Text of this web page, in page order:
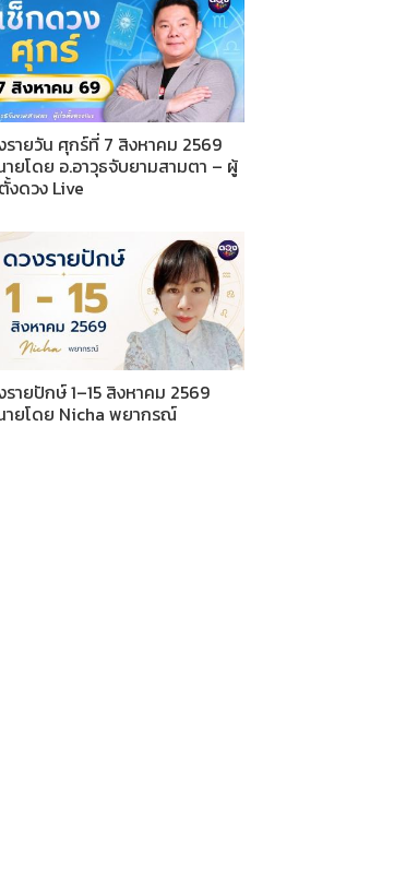
รายวัน ศุกร์ที่ 7 สิงหาคม 2569
ายโดย อ.อาวุธจับยามสามตา – ผู้
งดวง Live
รายปักษ์ 1–15 สิงหาคม 2569
ายโดย Nicha พยากรณ์